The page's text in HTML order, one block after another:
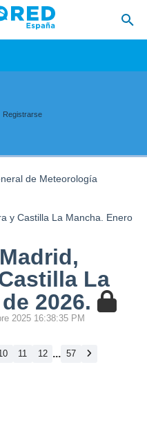
Registrarse
de Meteorología
y Castilla La Mancha. Enero
La
2026.
2025 16:38:35 PM
11 12 ... 57